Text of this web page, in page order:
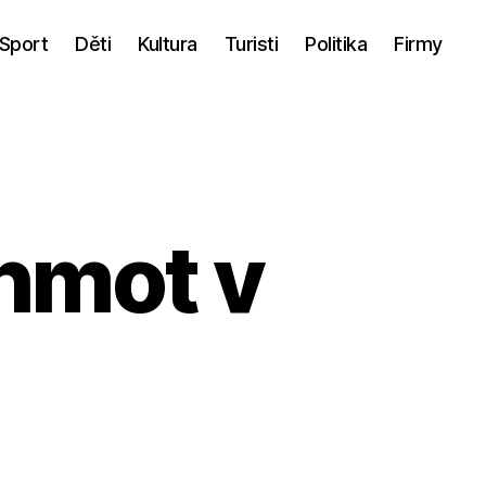
Sport Děti Kultura Turisti Politika Firmy
v